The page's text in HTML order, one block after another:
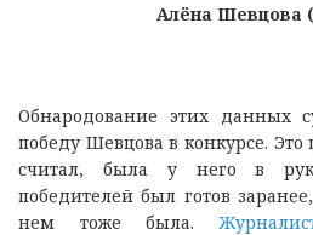
Алёна Шевцова
Обнародование этих данных
победу Шевцова в конкурсе.
считал, была у него в
победителей был готов
нем тоже была.